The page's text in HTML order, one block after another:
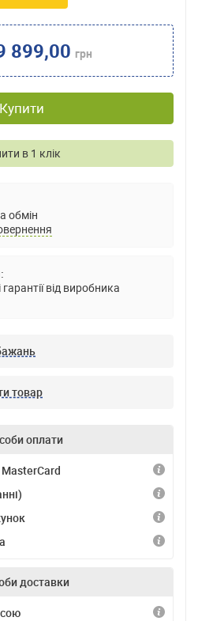
899,00 грн
Купити
в 1 клік
обмін
гарантії від виробника
товар
оплати
доставки